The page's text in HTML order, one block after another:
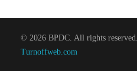
© 2026 BPDC. All rights reserved.
Turnoffweb.com